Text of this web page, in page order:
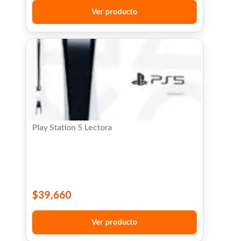
Ver producto
Play Station 5 Lectora
$39,660
Ver producto